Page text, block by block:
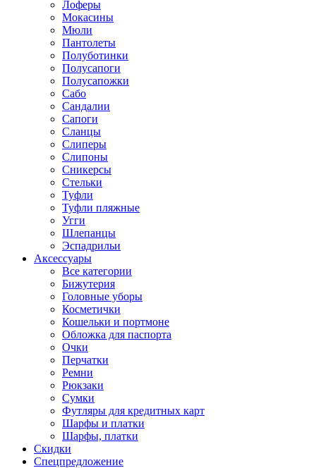
Лоферы
Мокасины
Мюли
Пантолеты
Полуботинки
Полусапоги
Полусапожки
Сабо
Сандалии
Сапоги
Сланцы
Слиперы
Слипоны
Сникерсы
Стельки
Туфли
Туфли пляжные
Угги
Шлепанцы
Эспадрильи
Аксессуары
Все категории
Бижутерия
Головные уборы
Косметички
Кошельки и портмоне
Обложка для паспорта
Очки
Перчатки
Ремни
Рюкзаки
Сумки
Футляры для кредитных карт
Шарфы и платки
Шарфы, платки
Скидки
Спецпредложение